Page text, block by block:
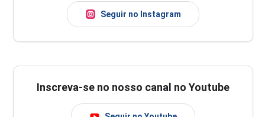
Seguir no Instagram
Inscreva-se no nosso canal no Youtube